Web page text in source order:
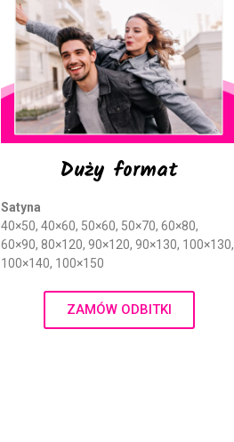
Duży format
Satyna
40×50, 40×60, 50×60, 50×70, 60×80,
60×90, 80×120, 90×120, 90×130, 100×130,
100×140, 100×150
ZAMÓW ODBITKI